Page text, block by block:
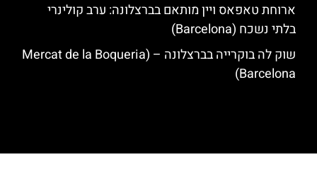
ארוחת טאפאס ויין מותאם בברצלונה: ערב קולינרי
בלתי נשכח (Barcelona)
שוק לה בוקרייה בברצלונה – (Mercat de la Boqueria
Barcelona)